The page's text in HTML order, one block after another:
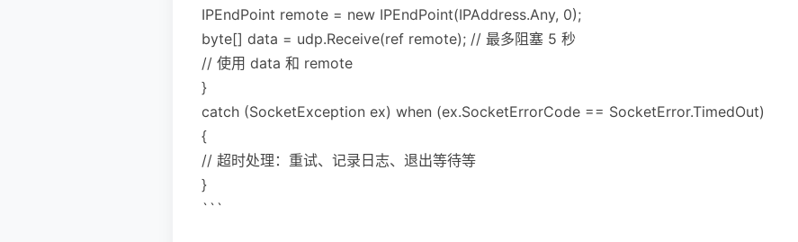
IPEndPoint remote = new IPEndPoint(IPAddress.Any, 0);
byte[] data = udp.Receive(ref remote); // 最多阻塞 5 秒
// 使用 data 和 remote
}
catch (SocketException ex) when (ex.SocketErrorCode == SocketError.TimedOut)
{
// 超时处理：重试、记录日志、退出等待等
}
```